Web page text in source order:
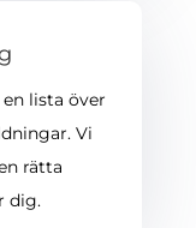
lista över
Vi
rätta
dig.